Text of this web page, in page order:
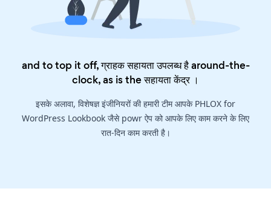
and to top it off, ग्राहक सहायता उपलब्ध है around-the-
clock, as is theसहायता केंद्र।
इसके अलावा, विशेषज्ञ इंजीनियरों की हमारी टीम आपके PHLOX for
WordPress Lookbook जैसे powr ऐप को आपके लिए काम करने के लिए
रात-दिन काम करती है।